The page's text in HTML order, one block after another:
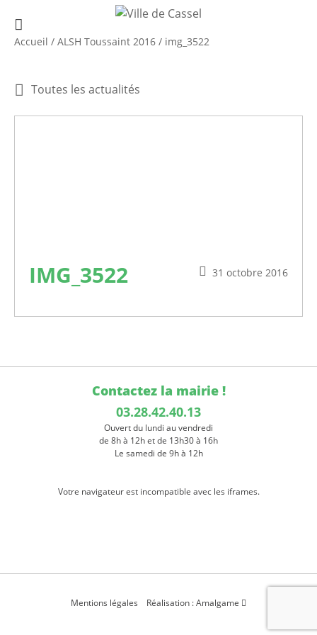
Accueil / ALSH Toussaint 2016 / img_3522
Toutes les actualités
31 octobre 2016
IMG_3522
Contactez la mairie !
03.28.42.40.13
Ouvert du lundi au vendredi
de 8h à 12h et de 13h30 à 16h
Le samedi de 9h à 12h
Votre navigateur est incompatible avec les iframes.
Mentions légales Réalisation : Amalgame